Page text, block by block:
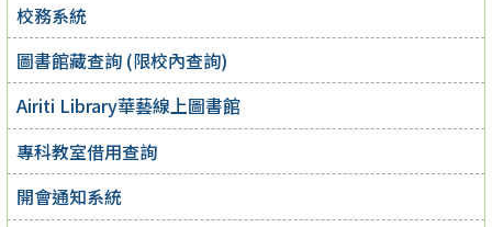
校務系統
圖書館藏查詢 (限校內查詢)
Airiti Library華藝線上圖書館
專科教室借用查詢
開會通知系統